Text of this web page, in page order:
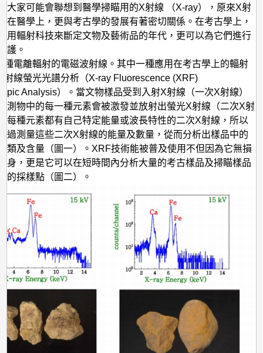
古
學
上
的
應
用
-
X
射
線
螢
光
譜
分
析
大家可能會聯想到醫學掃瞄用的X射線 （X-ray），原來X射
在醫學上，更與考古學的發展有著密切關係。在考古學上，
用輻射科技來斷定文物及藝術品的年代，更可以為它們進行
護。
種電離輻射的電磁波射線。其中一種應用在考古學上的輻射
射線螢光光譜分析（X-ray Fluorescence (XRF)
Analysis）。當文物樣品受到入射X射線（一次X射線）
測物中的每一種元素會被激發並放射出螢光X射線（二次X射
每種元素都有自己特定能量或波長特性的二次X射線，所以
過測量這些二次X射線的能量及數量，從而分析出樣品中的
類及含量（圖一）。XRF技術能被普及使用不但因為它無損
身，更是它可以在短時間內分析大量的考古樣品及掃瞄樣品
的採樣點（圖二）。